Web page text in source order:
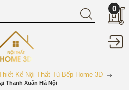
0
Kế Nội Thất Tủ Bếp Home 3D
Thanh Xuân Hà Nội